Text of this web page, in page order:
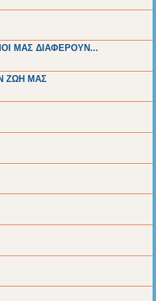
ΜΑΣ ΔΙΑΦΕΡΟΥΝ...
ΖΩΗ ΜΑΣ